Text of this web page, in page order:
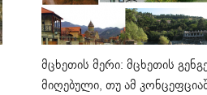
მცხეთის მერი: მცხეთის
მიღებული, თუ ამ